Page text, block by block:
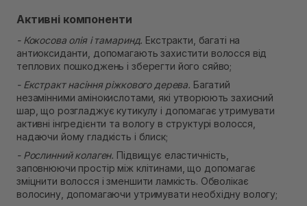
Активні компоненти
- Кокосова олія і тамаринд. Екстракти, багаті на
антиоксиданти, допомагають захистити волосся від
теплових пошкоджень і зберегти його сяйво;
- Екстракт насіння ріжкового дерева. Багатий
незамінними амінокислотами, які утворюють захисний
шар, що розгладжує кутикулу і допомагає утримувати
активні інгредієнти та вологу в структурі волосся,
надаючи йому гладкість і блиск;
- Рослинний колаген. Підвищує еластичність,
заповнюючи простір між клітинами, що допомагає
зміцнити волосся і зменшити ламкість. Обволікає
волосину, допомагаючи утримувати необхідну вологу;